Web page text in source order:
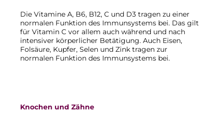
Die Vitamine A, B6, B12, C und D3 tragen zu einer
normalen Funktion des Immunsystems bei. Das gilt
für Vitamin C vor allem auch während und nach
intensiver körperlicher Betätigung. Auch Eisen,
Folsäure, Kupfer, Selen und Zink tragen zur
normalen Funktion des Immunsystems bei.
Knochen und Zähne